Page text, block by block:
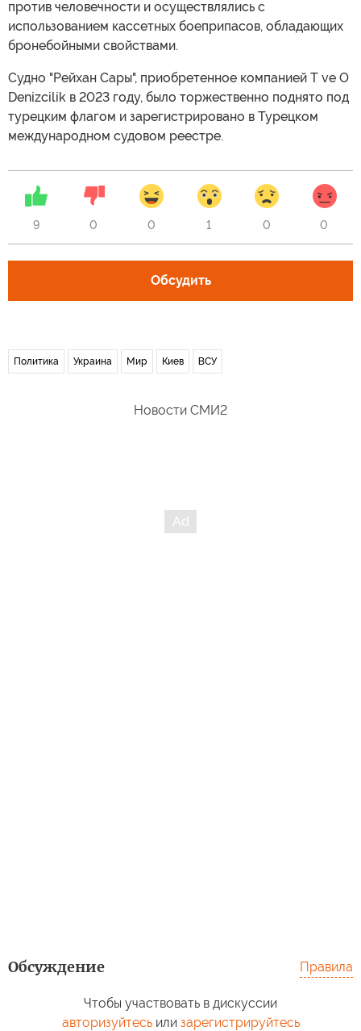
против человечности и осуществлялись с
использованием кассетных боеприпасов, обладающих
бронебойными свойствами.
Судно "Рейхан Сары", приобретенное компанией T ve O
Denizcilik в 2023 году, было торжественно поднято под
турецким флагом и зарегистрировано в Турецком
международном судовом реестре.
9 0 0 1 0 0
Обсудить
Политика Украина Мир Киев ВСУ
Новости СМИ2
Обсуждение Правила
Чтобы участвовать в дискуссии
авторизуйтесьили зарегистрируйтесь